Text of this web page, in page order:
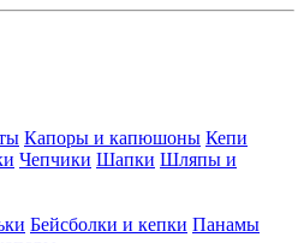
Капоры и капюшоны Кепи
Чепчики Шапки Шляпы и
Бейсболки и кепки Панамы